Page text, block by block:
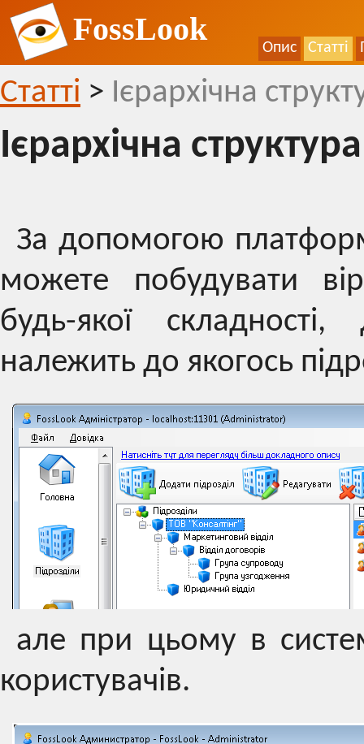
FossLook
Опис Статті
Статті > Ієрархічна
Ієрархічна
За допомогою
можете побудувати
будь-якої
належить до якогось
але при цьому в
користувачів.